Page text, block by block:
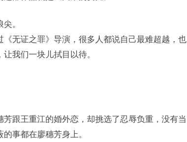
。
无证之罪》导演，很多人都说自己最难超越，也
我们一块儿拭目以待。
跟王重江的婚外恋，却挑选了忍辱负重，没有当
事都在廖穗芳身上。